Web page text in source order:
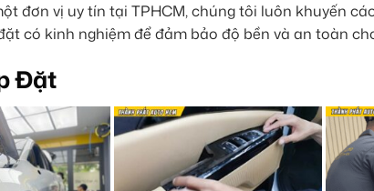
đơn vị uy tín tại TPHCM, chúng tôi luôn khuyến
có kinh nghiệm để đảm bảo độ bền và an toàn
Đặt